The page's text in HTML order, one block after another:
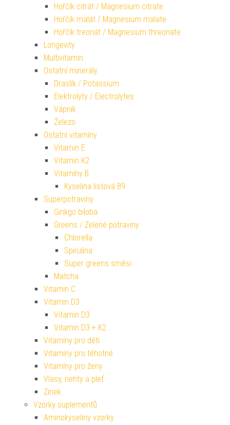
Hořčík citrát / Magnesium citrate
Hořčík malát / Magnesium malate
Hořčík treonát / Magnesium threonate
Longevity
Multivitamin
Ostatní minerály
Draslík / Potassium
Elektrolyty / Electrolytes
Vápník
Železo
Ostatní vitamíny
Vitamin E
Vitamin K2
Vitamíny B
Kyselina listová B9
Superpotraviny
Ginkgo biloba
Greens / Zelené potraviny
Chlorella
Spirulina
Super greens směsi
Matcha
Vitamin C
Vitamin D3
Vitamin D3
Vitamin D3 + K2
Vitamíny pro děti
Vitamíny pro těhotné
Vitamíny pro ženy
Vlasy, nehty a pleť
Zinek
Vzorky suplementů
Aminokyseliny vzorky